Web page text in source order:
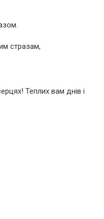
стразам,
Теплих вам днів і